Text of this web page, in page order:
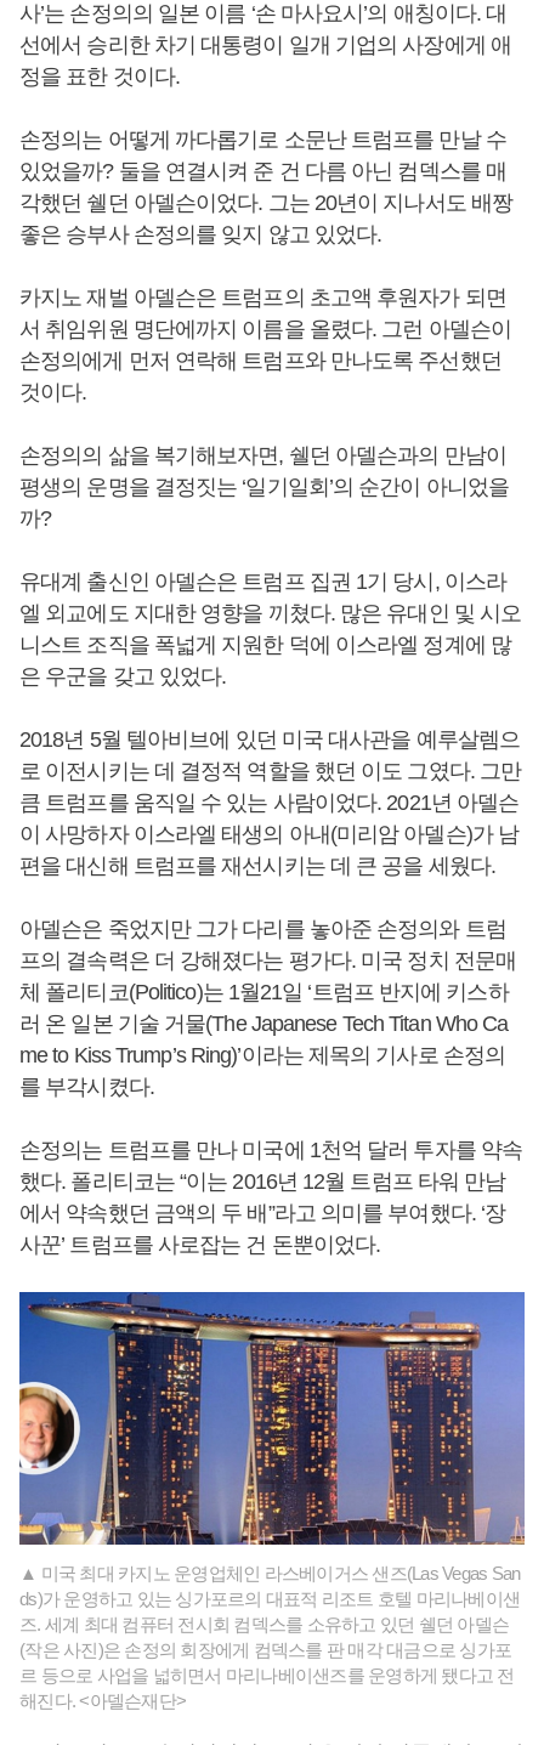
사’는 손정의의 일본 이름 ‘손 마사요시’의 애칭이다. 대
선에서 승리한 차기 대통령이 일개 기업의 사장에게 애
정을 표한 것이다.
손정의는 어떻게 까다롭기로 소문난 트럼프를 만날 수
있었을까? 둘을 연결시켜 준 건 다름 아닌 컴덱스를 매
각했던 쉘던 아델슨이었다. 그는 20년이 지나서도 배짱
좋은 승부사 손정의를 잊지 않고 있었다.
카지노 재벌 아델슨은 트럼프의 초고액 후원자가 되면
서 취임위원 명단에까지 이름을 올렸다. 그런 아델슨이
손정의에게 먼저 연락해 트럼프와 만나도록 주선했던
것이다.
손정의의 삶을 복기해보자면, 쉘던 아델슨과의 만남이
평생의 운명을 결정짓는 ‘일기일회’의 순간이 아니었을
까?
유대계 출신인 아델슨은 트럼프 집권 1기 당시, 이스라
엘 외교에도 지대한 영향을 끼쳤다. 많은 유대인 및 시오
니스트 조직을 폭넓게 지원한 덕에 이스라엘 정계에 많
은 우군을 갖고 있었다.
2018년 5월 텔아비브에 있던 미국 대사관을 예루살렘으
로 이전시키는 데 결정적 역할을 했던 이도 그였다. 그만
큼 트럼프를 움직일 수 있는 사람이었다. 2021년 아델슨
이 사망하자 이스라엘 태생의 아내(미리암 아델슨)가 남
편을 대신해 트럼프를 재선시키는 데 큰 공을 세웠다.
아델슨은 죽었지만 그가 다리를 놓아준 손정의와 트럼
프의 결속력은 더 강해졌다는 평가다. 미국 정치 전문매
체 폴리티코(Politico)는 1월21일 ‘트럼프 반지에 키스하
러 온 일본 기술 거물(The Japanese Tech Titan Who Ca
me to Kiss Trump’s Ring)’이라는 제목의 기사로 손정의
를 부각시켰다.
손정의는 트럼프를 만나 미국에 1천억 달러 투자를 약속
했다. 폴리티코는 “이는 2016년 12월 트럼프 타워 만남
에서 약속했던 금액의 두 배”라고 의미를 부여했다. ‘장
사꾼’ 트럼프를 사로잡는 건 돈뿐이었다.
▲ 미국 최대 카지노 운영업체인 라스베이거스 샌즈(Las Vegas San
ds)가 운영하고 있는 싱가포르의 대표적 리조트 호텔 마리나베이샌
즈. 세계 최대 컴퓨터 전시회 컴덱스를 소유하고 있던 쉘던 아델슨
(작은 사진)은 손정의 회장에게 컴덱스를 판 매각 대금으로 싱가포
르 등으로 사업을 넓히면서 마리나베이샌즈를 운영하게 됐다고 전
해진다. <아델슨재단>